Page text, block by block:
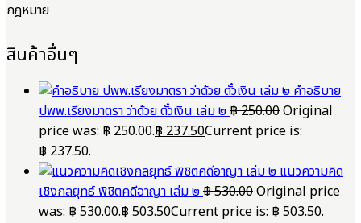
กฎหมาย
สินค้าอื่นๆ
คำอธิบาย
ปพพ.เรียงมาตรา ว่าด้วย ตั๋วเงิน เล่ม ๒฿250.00Original
price was: ฿ 250.00.฿237.50Current price is:
฿ 237.50.
แนวความคิด
เชิงกลยุทธ์ พิชิตคดีอาญา เล่ม ๒฿530.00Original price
was: ฿ 530.00.฿503.50Current price is: ฿ 503.50.